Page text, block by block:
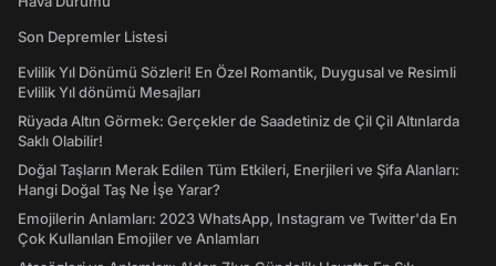
Son Depremler Listesi
Evlilik Yıl Dönümü Sözleri! En Özel Romantik, Duygusal ve Resimli
Evlilik Yıl dönümü Mesajları
Rüyada Altın Görmek: Gerçekler de Saadetiniz de Çil Çil Altınlarda
Saklı Olabilir!
Doğal Taşların Merak Edilen Tüm Etkileri, Enerjileri ve Şifa Alanları:
Hangi Doğal Taş Ne İşe Yarar?
Emojilerin Anlamları: 2023 WhatsApp, Instagram ve Twitter'da En
Çok Kullanılan Emojiler ve Anlamları